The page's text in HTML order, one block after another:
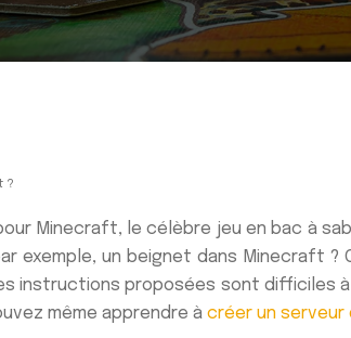
?
Minecraft, le célèbre jeu en bac à
exemple, un beignet dans Minecraft
instructions proposées sont difficiles
même apprendre à créer un serveur